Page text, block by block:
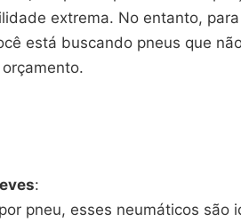
extrema. No entanto,
está buscando pneus que
:
pneu, esses neumáticos